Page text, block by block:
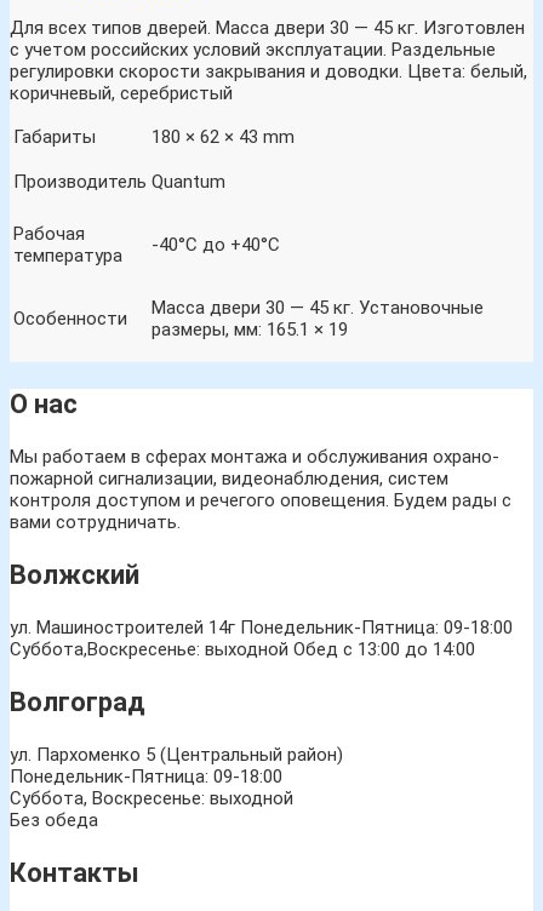
Для всех типов дверей. Масса двери 30 — 45 кг. Изготовлен
с учетом российских условий эксплуатации. Раздельные
регулировки скорости закрывания и доводки. Цвета: белый,
коричневый, серебристый
Габариты
180 × 62 × 43 mm
Производитель Quantum
Рабочая
температура
-40°С до +40°С
Особенности
Масса двери 30 — 45 кг. Установочные
размеры, мм: 165.1 × 19
О нас
Мы работаем в сферах монтажа и обслуживания охрано-
пожарной сигнализации, видеонаблюдения, систем
контроля доступом и речегого оповещения. Будем рады с
вами сотрудничать.
Волжский
ул. Машиностроителей 14г Понедельник-Пятница: 09-18:00
Суббота,Воскресенье: выходной Обед с 13:00 до 14:00
Волгоград
ул. Пархоменко 5 (Центральный район)
Понедельник-Пятница: 09-18:00
Суббота, Воскресенье: выходной
Без обеда
Контакты